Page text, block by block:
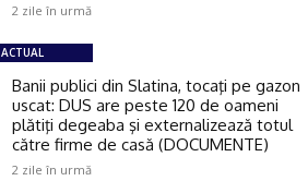
2 zile în urmă
ACTUAL
Banii publici din Slatina, tocaţi pe gazon
uscat: DUS are peste 120 de oameni
plătiţi degeaba şi externalizează totul
către firme de casă (DOCUMENTE)
2 zile în urmă